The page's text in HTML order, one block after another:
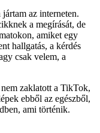
az interneten.
a megírását, de
amiket egy
hallgatás, a kérdés
csak velem, a
zaklatott a TikTok,
ebből az egészből,
ami történik.